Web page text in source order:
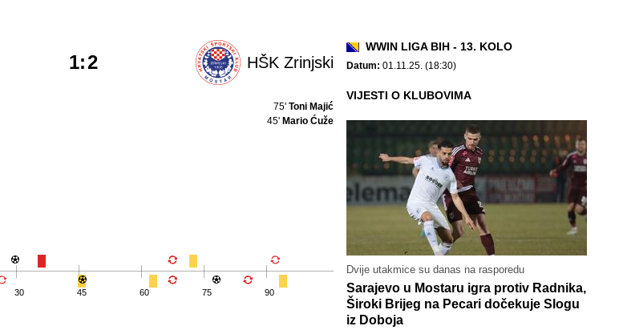
HŠK Zrinjski
1:2
75' Toni Majić
45' Mario Ćuže
30 45 60 75 90
WWIN LIGA BIH - 13. KOLO
Datum: 01.11.25. (18:30)
VIJESTI O KLUBOVIMA
Dvije utakmice su danas na rasporedu
Sarajevo u Mostaru igra protiv Radnika,
Široki Brijeg na Pecari dočekuje Slogu
iz Doboja